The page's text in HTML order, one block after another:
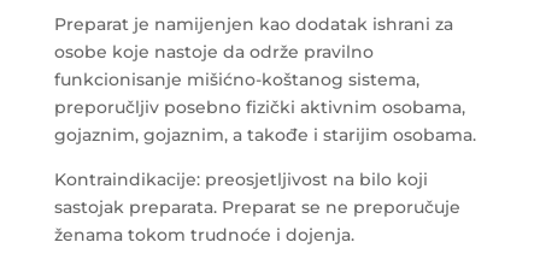
Preparat je namijenjen kao dodatak ishrani za
osobe koje nastoje da održe pravilno
funkcionisanje mišićno-koštanog sistema,
preporučljiv posebno fizički aktivnim osobama,
gojaznim, gojaznim, a takođe i starijim osobama.
Kontraindikacije: preosjetljivost na bilo koji
sastojak preparata. Preparat se ne preporučuje
ženama tokom trudnoće i dojenja.